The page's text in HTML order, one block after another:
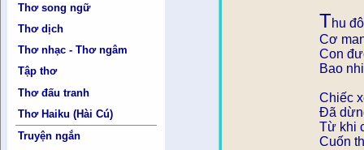
Thơ song ngữ
Thơ dịch
Thơ nhạc - Thơ ngâm
Tập thơ
Thơ đấu tranh
Thơ Haiku (Hài Cú)
Truyện ngắn
Thu
Cơ
Con
Bao
Chiếc
Đã
Từ khi
Cuốn